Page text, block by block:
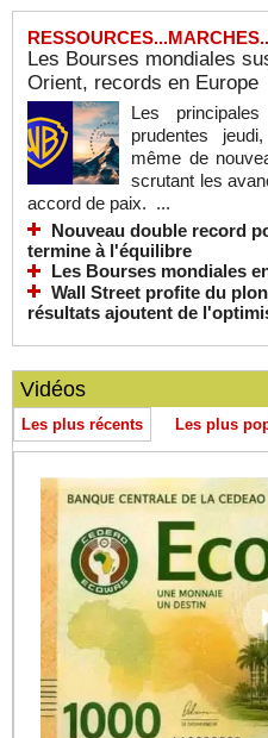
Les Bourses mondiales
Orient, records en Europe
Les
prudentes
même de
scrutant les
accord de paix. ...
Nouveau double record
termine à l'équilibre
Les Bourses mondiales
Wall Street profite du
résultats ajoutent de
Vidéos
Les plus récents Les plus